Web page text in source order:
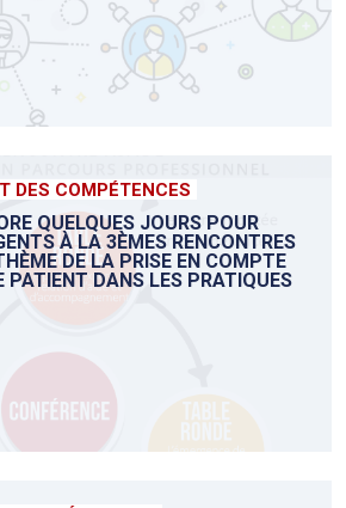
DES COMPÉTENCES
QUELQUES JOURS POUR
À LA 3ÈMES RENCONTRES
DE LA PRISE EN COMPTE
PATIENT DANS LES PRATIQUES